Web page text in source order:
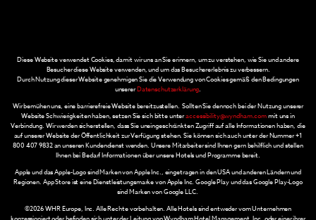
Diese Website verwendet Cookies, damit wir uns an Sie erinnern, um zu verstehen, wie Sie und andere
Besucher diese Website verwenden, und um das Besuchererlebnis zu verbessern.
Durch Nutzung dieser Website genehmigen Sie die Verwendung von Cookies gemäß den Bedingungen
unsererDatenschutzerklärung.
Wir bemühen uns, eine barrierefreie Website bereitzustellen. Sollten Sie dennoch bei der Nutzung unserer
Website Schwierigkeiten haben, setzen Sie sich bitte unteraccessibility@wyndham.commit uns in
Verbindung. Wir werden sicherstellen, dass Sie uneingeschränkten Zugriff auf alle Informationen haben, die
auf unserer Website der Öffentlichkeit zur Verfügung stehen. Sie können sich auch unter der Nummer +1
800 407 9832 an unseren Kundendienst wenden. Unsere Mitarbeiter sind Ihnen gern behilflich und stellen
Ihnen bei Bedarf Informationen über unsere Hotels und Programme bereit.
Apple und das Apple-Logo sind Marken von Apple Inc., eingetragen in den USA und anderen Ländern und
Regionen. App Store ist eine Dienstleistungsmarke von Apple Inc. Google Play und das Google Play-Logo
sind Marken von Google LLC.
©2026 WHR Europe, Inc. Alle Rechte vorbehalten. Alle Hotels sind entweder vom Unternehmen